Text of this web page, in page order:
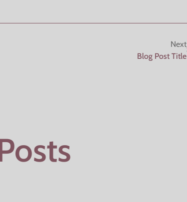
Next
Blog Post Title